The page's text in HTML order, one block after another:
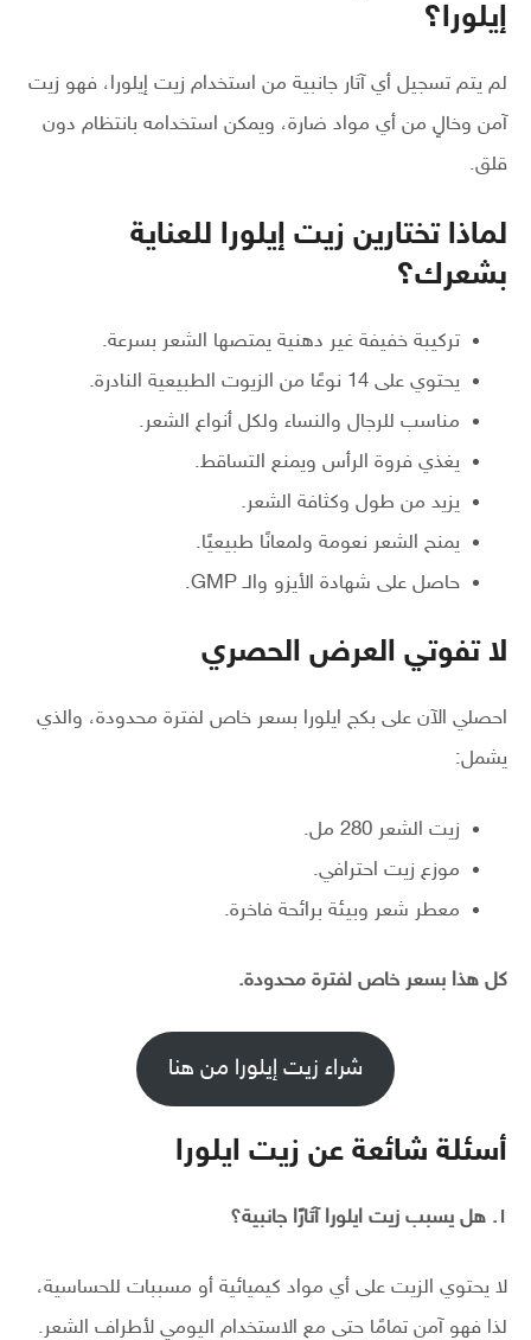
إيلورا؟
لم يتم تسجيل أي آثار جانبية من استخدام زيت إيلورا، فهو زيت
آمن وخالٍ من أي مواد ضارة، ويمكن استخدامه بانتظام دون
قلق.
لماذا تختارين زيت إيلورا للعناية
بشعرك؟
تركيبة خفيفة غير دهنية يمتصها الشعر بسرعة.
يحتوي على 14 نوعًا من الزيوت الطبيعية النادرة.
مناسب للرجال والنساء ولكل أنواع الشعر.
يغذي فروة الرأس ويمنع التساقط.
يزيد من طول وكثافة الشعر.
يمنح الشعر نعومة ولمعانًا طبيعيًا.
حاصل على شهادة الأيزو والـ GMP.
لا تفوتي العرض الحصري
احصلي الآن على بكج ايلورا بسعر خاص لفترة محدودة، والذي
يشمل:
زيت الشعر 280 مل.
موزع زيت احترافي.
معطر شعر وبيئة برائحة فاخرة.
كل هذا بسعر خاص لفترة محدودة.
شراء زيت إيلورا من هنا
أسئلة شائعة عن زيت ايلورا
١ . هل يسبب زيت ايلورا آثارًا جانبية؟
لا يحتوي الزيت على أي مواد كيميائية أو مسببات للحساسية،
لذا فهو آمن تمامًا حتى مع الاستخدام اليومي لأطراف الشعر.